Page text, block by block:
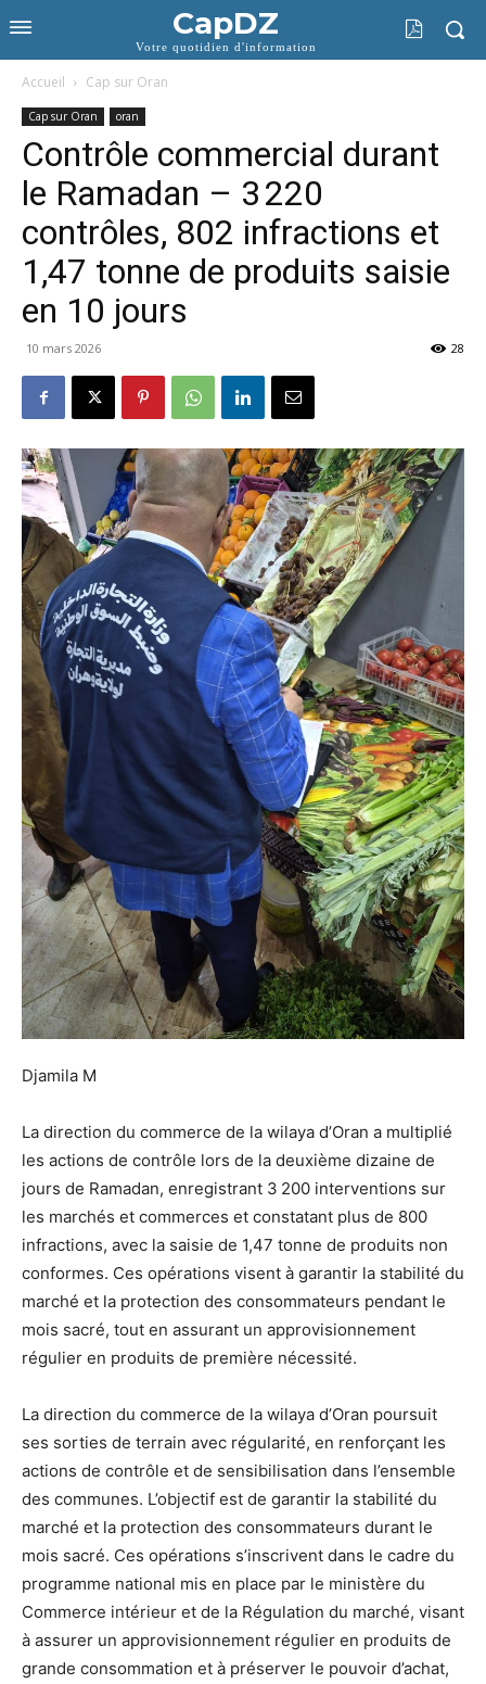
CapDZ
Votre quotidien d'information
Accueil Cap sur Oran
Cap sur Oran oran
Contrôle commercial durant
le Ramadan – 3 220
contrôles, 802 infractions et
1,47 tonne de produits saisie
en 10 jours
10 mars 2026 28
Djamila M
La direction du commerce de la wilaya d’Oran a multiplié
les actions de contrôle lors de la deuxième dizaine de
jours de Ramadan, enregistrant 3 200 interventions sur
les marchés et commerces et constatant plus de 800
infractions, avec la saisie de 1,47 tonne de produits non
conformes. Ces opérations visent à garantir la stabilité du
marché et la protection des consommateurs pendant le
mois sacré, tout en assurant un approvisionnement
régulier en produits de première nécessité.
La direction du commerce de la wilaya d’Oran poursuit
ses sorties de terrain avec régularité, en renforçant les
actions de contrôle et de sensibilisation dans l’ensemble
des communes. L’objectif est de garantir la stabilité du
marché et la protection des consommateurs durant le
mois sacré. Ces opérations s’inscrivent dans le cadre du
programme national mis en place par le ministère du
Commerce intérieur et de la Régulation du marché, visant
à assurer un approvisionnement régulier en produits de
grande consommation et à préserver le pouvoir d’achat,